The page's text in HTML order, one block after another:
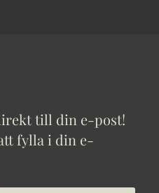
till din e-post!
fylla i din e-